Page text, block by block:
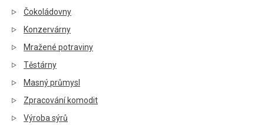
Čokoládovny
Konzervárny
Mražené potraviny
Těstárny
Masný průmysl
Zpracování komodit
Výroba sýrů